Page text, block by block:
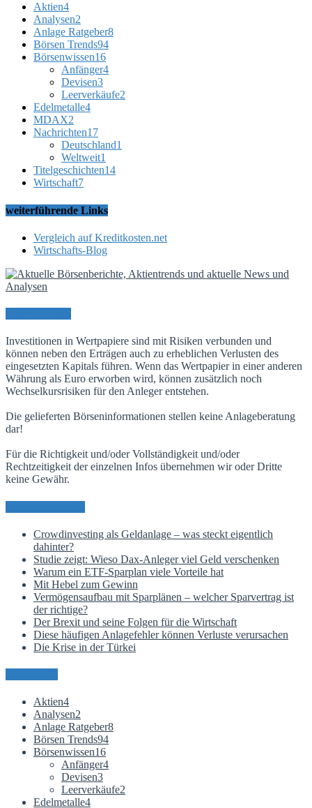
Aktien4
Analysen2
Anlage Ratgeber8
Börsen Trends94
Börsenwissen16
Anfänger4
Devisen3
Leerverkäufe2
Edelmetalle4
MDAX2
Nachrichten17
Deutschland1
Weltweit1
Titelgeschichten14
Wirtschaft7
weiterführende Links
Vergleich auf Kreditkosten.net
Wirtschafts-Blog
Investitionen in Wertpapiere sind mit Risiken verbunden und
können neben den Erträgen auch zu erheblichen Verlusten des
eingesetzten Kapitals führen. Wenn das Wertpapier in einer anderen
Währung als Euro erworben wird, können zusätzlich noch
Wechselkursrisiken für den Anleger entstehen.
Die gelieferten Börseninformationen stellen keine Anlageberatung
dar!
Für die Richtigkeit und/oder Vollständigkeit und/oder
Rechtzeitigkeit der einzelnen Infos übernehmen wir oder Dritte
keine Gewähr.
Crowdinvesting als Geldanlage – was steckt eigentlich
dahinter?
Studie zeigt: Wieso Dax-Anleger viel Geld verschenken
Warum ein ETF-Sparplan viele Vorteile hat
Mit Hebel zum Gewinn
Vermögensaufbau mit Sparplänen – welcher Sparvertrag ist
der richtige?
Der Brexit und seine Folgen für die Wirtschaft
Diese häufigen Anlagefehler können Verluste verursachen
Die Krise in der Türkei
Aktien4
Analysen2
Anlage Ratgeber8
Börsen Trends94
Börsenwissen16
Anfänger4
Devisen3
Leerverkäufe2
Edelmetalle4